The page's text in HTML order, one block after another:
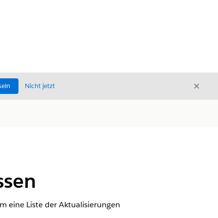
Nicht jetzt
eine Liste der Aktualisierungen